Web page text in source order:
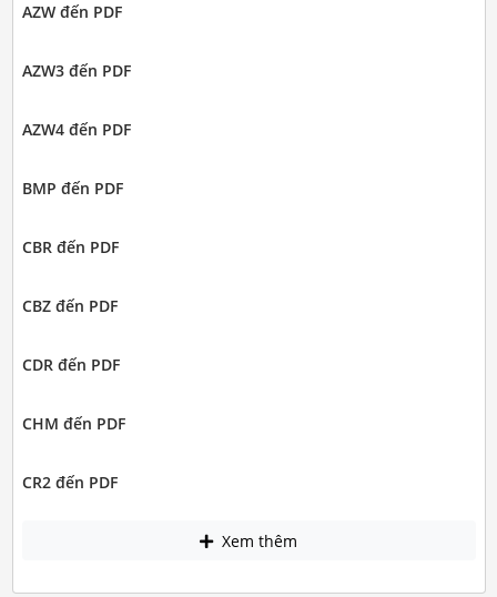
AZW đến PDF
AZW3 đến PDF
AZW4 đến PDF
BMP đến PDF
CBR đến PDF
CBZ đến PDF
CDR đến PDF
CHM đến PDF
CR2 đến PDF
Xem thêm